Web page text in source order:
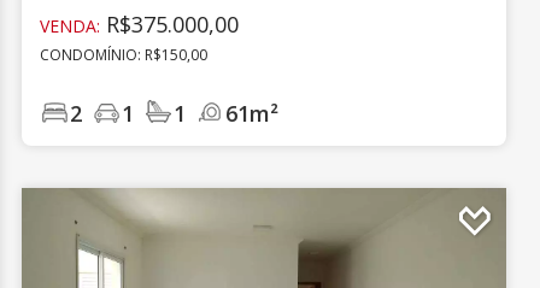
VENDA: R$375.000,00
CONDOMÍNIO: R$150,00
2 1 1 61m²